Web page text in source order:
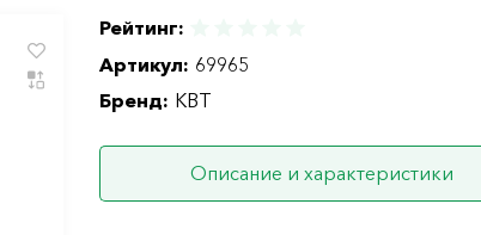
Рейтинг:
Артикул: 69965
Бренд: КВТ
Описание и характеристики